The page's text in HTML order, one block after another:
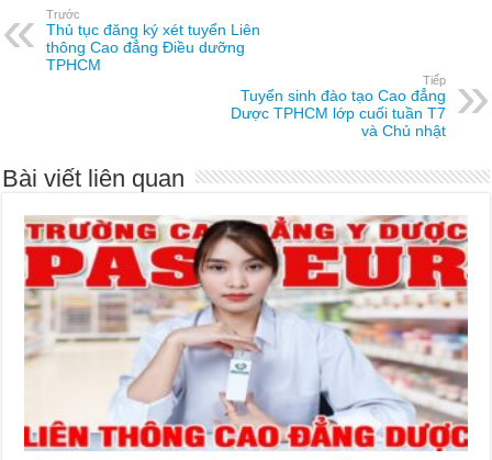
Trước
Thủ tục đăng ký xét tuyển Liên
thông Cao đẳng Điều dưỡng
TPHCM
Tiếp
Tuyển sinh đào tạo Cao đẳng
Dược TPHCM lớp cuối tuần T7
và Chủ nhật
Bài viết liên quan